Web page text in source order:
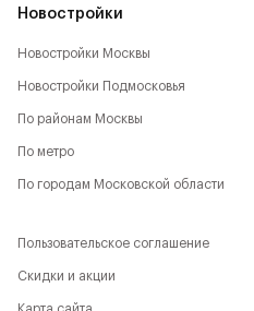
- Национальный парк,
- Лосиный остров,
- Главный Ботанический сад,
- ВДНХ,
Новостройки
Новостройки Москвы
Новостройки Подмосковья
По районам Москвы
По метро
По городам Московской области
Пользовательское соглашение
Скидки и акции